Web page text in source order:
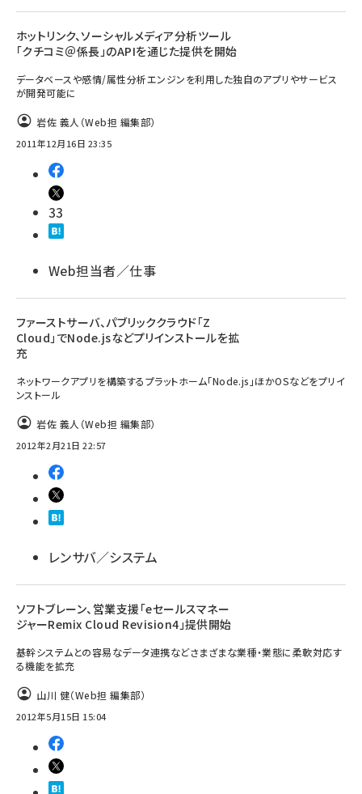
ホットリンク、ソーシャルメディア分析ツール
「クチコミ＠係長」のAPIを通じた提供を開始
データベースや感情/属性分析エンジンを利用した独自のアプリやサービス
が開発可能に
岩佐 義人（Web担 編集部）
2011年12月16日 23:35
33
Web担当者／仕事
ファーストサーバ、パブリッククラウド「Z
Cloud」でNode.jsなどプリインストールを拡
充
ネットワークアプリを構築するプラットホーム「Node.js」ほかOSなどをプリイ
ンストール
岩佐 義人（Web担 編集部）
2012年2月21日 22:57
レンサバ／システム
ソフトブレーン、営業支援「eセールスマネー
ジャーRemix Cloud Revision4」提供開始
基幹システムとの容易なデータ連携などさまざまな業種・業態に柔軟対応す
る機能を拡充
山川 健（Web担 編集部）
2012年5月15日 15:04